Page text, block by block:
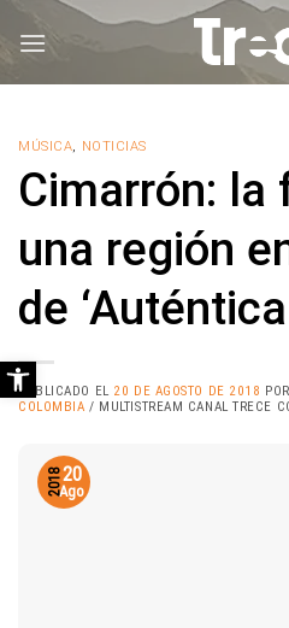
MÚSICA, NOTICIAS
Cimarrón: la
una región
de
PUBLICADO EL 20 DE AGOSTO DE 2018 POR
COLOMBIA / MULTISTREAM CANAL TRECE
20
Ago
2018
Abrir barra de herramientas